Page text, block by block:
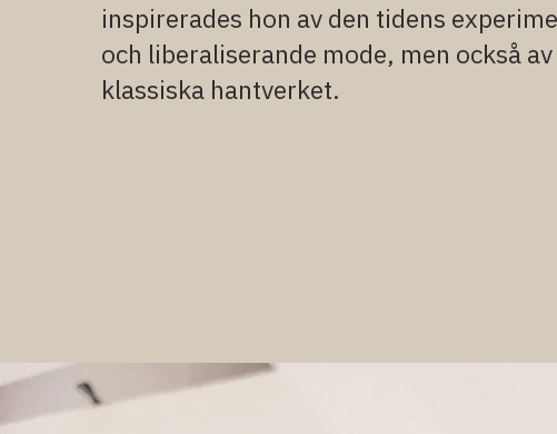
inspirerades hon av den tidens
och liberaliserande mode, men också
klassiska hantverket.